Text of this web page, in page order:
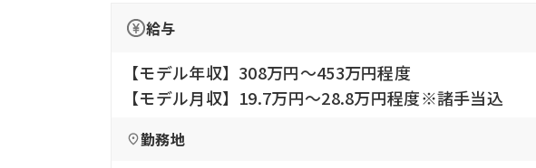
給与
【モデル年収】308万円〜453万円程度
【モデル月収】19.7万円〜28.8万円程度※諸手当込
勤務地